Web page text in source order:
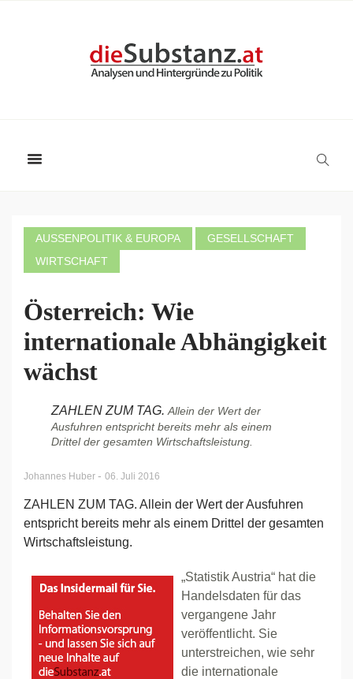
AUSSENPOLITIK & EUROPA
GESELLSCHAFT
WIRTSCHAFT
Österreich: Wie
internationale Abhängigkeit
wächst
ZAHLEN ZUM TAG. Allein der Wert der
Ausfuhren entspricht bereits mehr als einem
Drittel der gesamten Wirtschaftsleistung.
Johannes Huber - 06. Juli 2016
ZAHLEN ZUM TAG. Allein der Wert der Ausfuhren
entspricht bereits mehr als einem Drittel der gesamten
Wirtschaftsleistung.
„Statistik Austria“ hat die
Handelsdaten für das
vergangene Jahr
veröffentlicht. Sie
unterstreichen, wie sehr
die internationale